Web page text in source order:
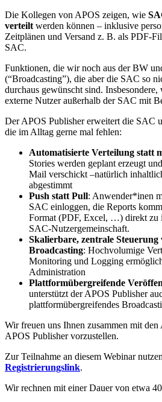
Die Kollegen von APOS zeigen, wie
verteilt werden können – inklusive
Zeitplänen und Versand z. B. als PDF-
SAC.
Funktionen, die wir noch aus der BW
(“Broadcasting”), die aber die SAC so
durchaus gewünscht sind. Insbesondere,
externe Nutzer außerhalb der SAC mit
Der APOS Publisher erweitert die SAC
die im Alltag gerne mal fehlen:
Automatisierte Verteilung statt
Stories werden geplant erzeugt
Mail verschickt –natürlich
abgestimmt
Push statt Pull: Anwender*inen
SAC einloggen, die Reports
Format (PDF, Excel, …) direkt zu
SAC-Nutzergemeinschaft.
Skalierbare, zentrale Steuerung
Broadcasting: Hochvolumige
Monitoring und Logging
Administration
Plattformübergreifende
unterstützt der APOS Publisher
plattformübergreifendes
Wir freuen uns Ihnen zusammen mit
APOS Publisher vorzustellen.
Zur Teilnahme an diesem Webinar
Registrierungslink.
Wir rechnen mit einer Dauer von etwa